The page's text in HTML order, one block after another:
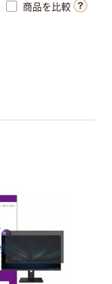
商品を比較